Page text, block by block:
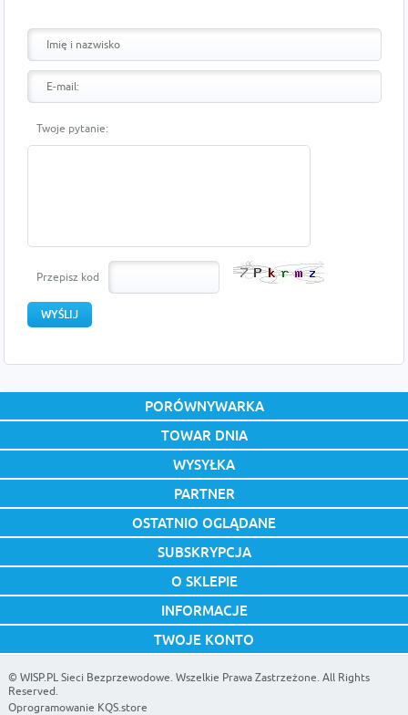
Twoje pytanie:
Przepisz kod
PORÓWNYWARKA
TOWAR DNIA
WYSYŁKA
PARTNER
OSTATNIO OGLĄDANE
SUBSKRYPCJA
O SKLEPIE
INFORMACJE
TWOJE KONTO
© WISP.PL Sieci Bezprzewodowe . Wszelkie Prawa Zastrzeżone. All Rights
Reserved.
Oprogramowanie KQS.store